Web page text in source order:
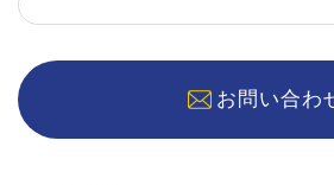
お問い合わ